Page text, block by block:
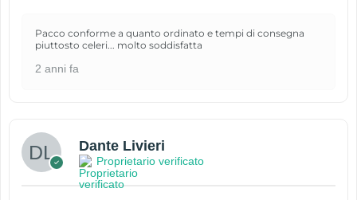
Pacco conforme a quanto ordinato e tempi di consegna
piuttosto celeri... molto soddisfatta
2 anni fa
Dante Livieri
Proprietario verificato